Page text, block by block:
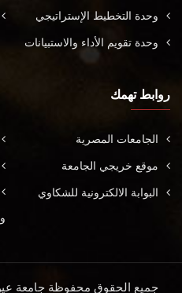
وحدة التخطيط الإستراتيجي
وحدة تقويم الأداء والاستبيانات
روابط تهمك
الجامعات المصرية
موقع خريجي الجامعة
البوابة الالكترونية للشكاوي
جميع الحقوق محفوظة جامعة